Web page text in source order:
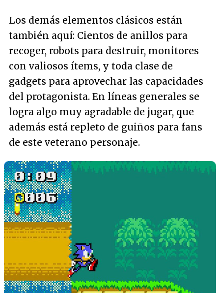
Los demás elementos clásicos están
también aquí: Cientos de anillos para
recoger, robots para destruir, monitores
con valiosos ítems, y toda clase de
gadgets para aprovechar las capacidades
del protagonista. En líneas generales se
logra algo muy agradable de jugar, que
además está repleto de guiños para fans
de este veterano personaje.